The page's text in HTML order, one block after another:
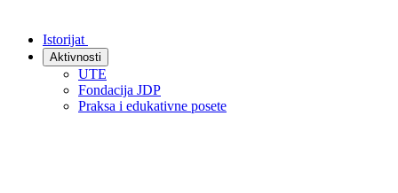
Istorijat
Aktivnosti
UTE
Fondacija JDP
Praksa i edukativne posete